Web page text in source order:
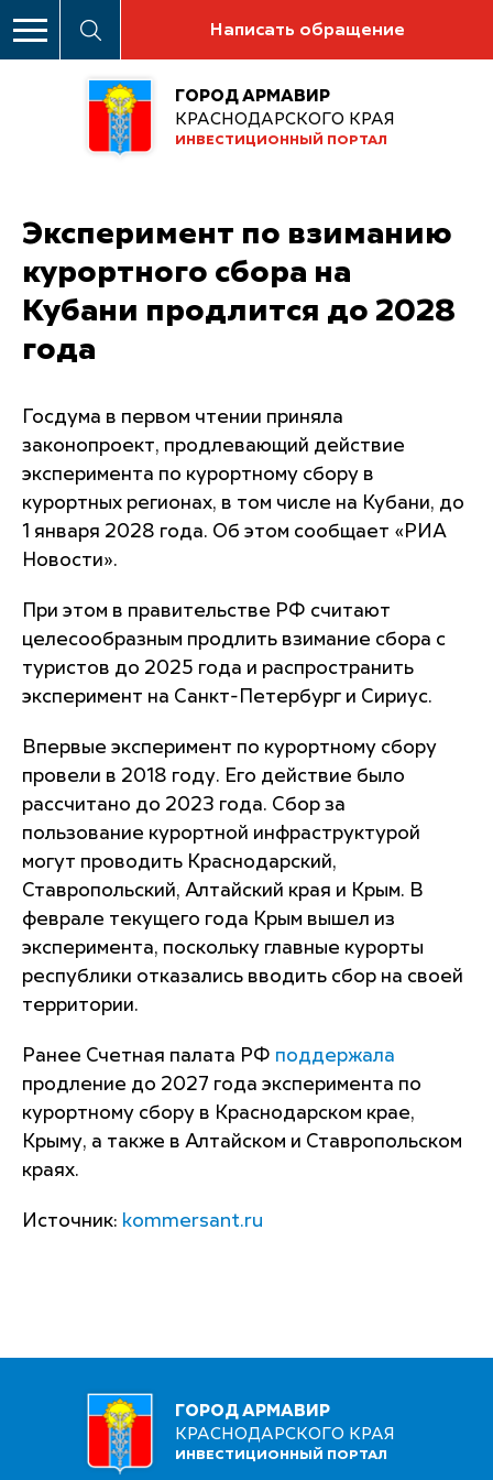
Написать обращение
ГОРОД АРМАВИР
КРАСНОДАРСКОГО КРАЯ
ИНВЕСТИЦИОННЫЙ ПОРТАЛ
Эксперимент по взиманию
курортного сбора на
Кубани продлится до 2028
года
Госдума в первом чтении приняла
законопроект, продлевающий действие
эксперимента по курортному сбору в
курортных регионах, в том числе на Кубани, до
1 января 2028 года. Об этом сообщает «РИА
Новости».
При этом в правительстве РФ считают
целесообразным продлить взимание сбора с
туристов до 2025 года и распространить
эксперимент на Санкт-Петербург и Сириус.
Впервые эксперимент по курортному сбору
провели в 2018 году. Его действие было
рассчитано до 2023 года. Сбор за
пользование курортной инфраструктурой
могут проводить Краснодарский,
Ставропольский, Алтайский края и Крым. В
феврале текущего года Крым вышел из
эксперимента, поскольку главные курорты
республики отказались вводить сбор на своей
территории.
Ранее Счетная палата РФ поддержала
продление до 2027 года эксперимента по
курортному сбору в Краснодарском крае,
Крыму, а также в Алтайском и Ставропольском
краях.
Источник: kommersant.ru
ГОРОД АРМАВИР
КРАСНОДАРСКОГО КРАЯ
ИНВЕСТИЦИОННЫЙ ПОРТАЛ